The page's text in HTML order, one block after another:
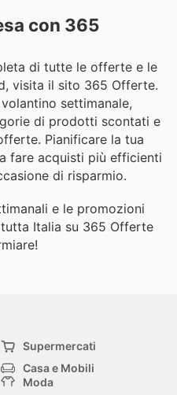
con 365
di tutte le offerte e le
visita il sito 365 Offerte.
settimanale,
di prodotti scontati e
Pianificare la tua
fare acquisti più efficienti
di risparmio.
e le promozioni
Italia su 365 Offerte
Supermercati
Casa e Mobili
Moda